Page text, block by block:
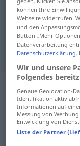
insist (auf on)
persist(auf AKK in)
für
(nicht
geprüft)
können Ihre
Webseite widerrufen.
und den
Button „Mehr
Datenverarbeitung
Datenschutzerklärung.
Wir und unsere
Folgendes
Genaue Geolocation-
Identifikation aktiv
Informationen auf
Messung von
Entwicklung von
Liste der Partner